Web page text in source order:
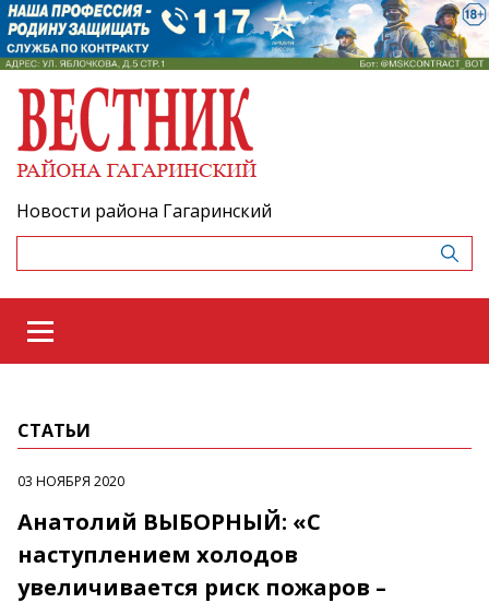
Новости района Гагаринский
СТАТЬИ
03 НОЯБРЯ 2020
Анатолий ВЫБОРНЫЙ: «С
наступлением холодов
увеличивается риск пожаров –